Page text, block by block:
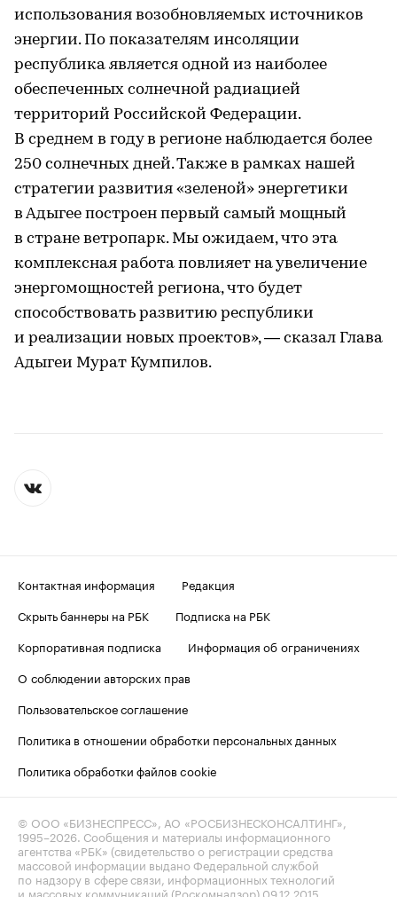
использования возобновляемых источников
энергии. По показателям инсоляции
республика является одной из наиболее
обеспеченных солнечной радиацией
территорий Российской Федерации.
В среднем в году в регионе наблюдается более
250 солнечных дней. Также в рамках нашей
стратегии развития «зеленой» энергетики
в Адыгее построен первый самый мощный
в стране ветропарк. Мы ожидаем, что эта
комплексная работа повлияет на увеличение
энергомощностей региона, что будет
способствовать развитию республики
и реализации новых проектов», — сказал Глава
Адыгеи Мурат Кумпилов.
Контактная информация
Редакция
Скрыть баннеры на РБК
Подписка на РБК
Корпоративная подписка
Информация об ограничениях
О соблюдении авторских прав
Пользовательское соглашение
Политика в отношении обработки персональных данных
Политика обработки файлов cookie
© ООО «БИЗНЕСПРЕСС», АО «РОСБИЗНЕСКОНСАЛТИНГ»,
1995–2026 . Сообщения и материалы информационного
агентства «РБК» (свидетельство о регистрации средства
массовой информации выдано Федеральной службой
по надзору в сфере связи, информационных технологий
и массовых коммуникаций (Роскомнадзор) 09.12.2015